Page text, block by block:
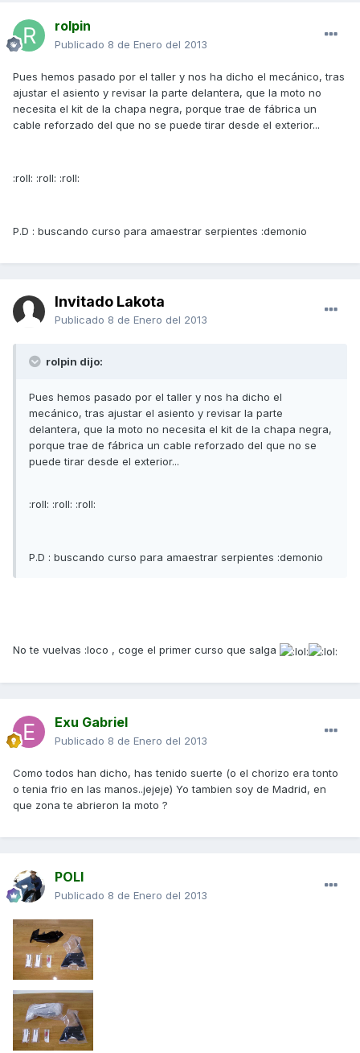
rolpin
Publicado 8 de Enero del 2013
Pues hemos pasado por el taller y nos ha dicho el mecánico, tras
ajustar el asiento y revisar la parte delantera, que la moto no
necesita el kit de la chapa negra, porque trae de fábrica un
cable reforzado del que no se puede tirar desde el exterior...
:roll: :roll: :roll:
P.D : buscando curso para amaestrar serpientes :demonio
Invitado Lakota
Publicado 8 de Enero del 2013
rolpin dijo:
Pues hemos pasado por el taller y nos ha dicho el
mecánico, tras ajustar el asiento y revisar la parte
delantera, que la moto no necesita el kit de la chapa negra,
porque trae de fábrica un cable reforzado del que no se
puede tirar desde el exterior...
:roll: :roll: :roll:
P.D : buscando curso para amaestrar serpientes :demonio
No te vuelvas :loco , coge el primer curso que salga
Exu Gabriel
Publicado 8 de Enero del 2013
Como todos han dicho, has tenido suerte (o el chorizo era tonto
o tenia frio en las manos..jejeje) Yo tambien soy de Madrid, en
que zona te abrieron la moto ?
POLI
Publicado 8 de Enero del 2013